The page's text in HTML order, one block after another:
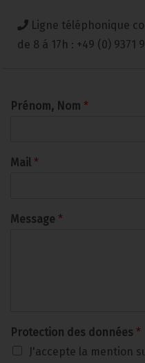
Ligne téléphonique
de 8 á 17h : +49 (0) 9371
Prénom, Nom*
Mail*
Message*
Protection des données*
J'accepte la mention